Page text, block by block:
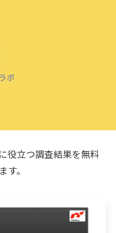
ボ
役立つ調査結果を無料
。